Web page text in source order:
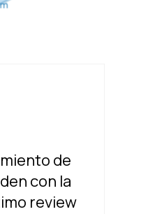
de
con la
review